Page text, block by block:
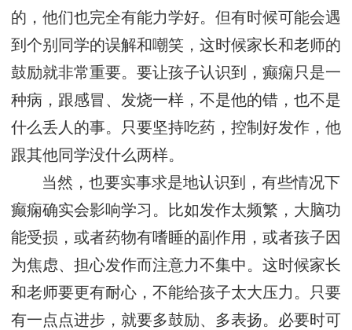
的，他们也完全有能力学好。但有时候可能会遇
到个别同学的误解和嘲笑，这时候家长和老师的
鼓励就非常重要。要让孩子认识到，癫痫只是一
种病，跟感冒、发烧一样，不是他的错，也不是
什么丢人的事。只要坚持吃药，控制好发作，他
跟其他同学没什么两样。
当然，也要实事求是地认识到，有些情况下
癫痫确实会影响学习。比如发作太频繁，大脑功
能受损，或者药物有嗜睡的副作用，或者孩子因
为焦虑、担心发作而注意力不集中。这时候家长
和老师要更有耐心，不能给孩子太大压力。只要
有一点点进步，就要多鼓励、多表扬。必要时可